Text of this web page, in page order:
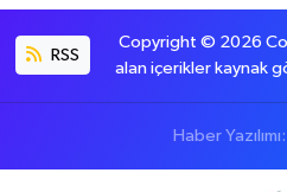
RSS
Copyright © 2026
alan içerikler kaynak
Haber Yazılımı: